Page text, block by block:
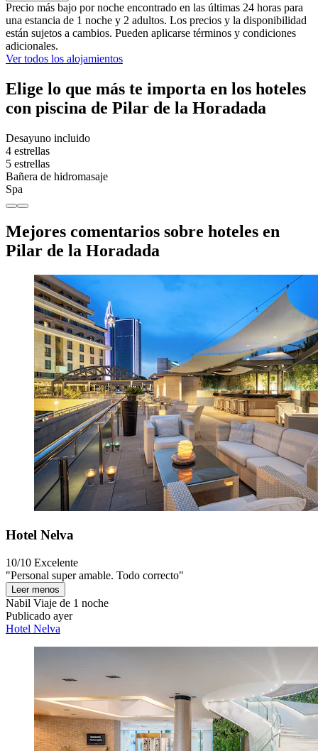
Precio más bajo por noche encontrado en las últimas 24 horas para
una estancia de 1 noche y 2 adultos. Los precios y la disponibilidad
están sujetos a cambios. Pueden aplicarse términos y condiciones
adicionales.
Ver todos los alojamientos
Elige lo que más te importa en los hoteles
con piscina de Pilar de la Horadada
Desayuno incluido
4 estrellas
5 estrellas
Bañera de hidromasaje
Spa
Mejores comentarios sobre hoteles en
Pilar de la Horadada
Hotel Nelva
10/10 Excelente
"Personal super amable. Todo correcto"
Leer menos
Nabil Viaje de 1 noche
Publicado ayer
Hotel Nelva